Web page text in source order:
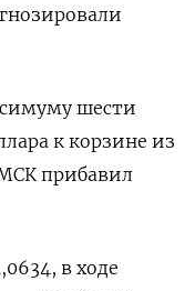
шести
к корзине из
прибавил
в ходе